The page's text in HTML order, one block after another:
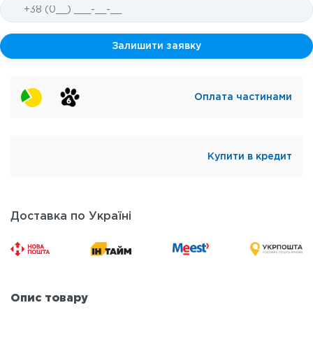
Залишити заявку
Оплата частинами
Купити в кредит
Доставка по Україні
Опис товару